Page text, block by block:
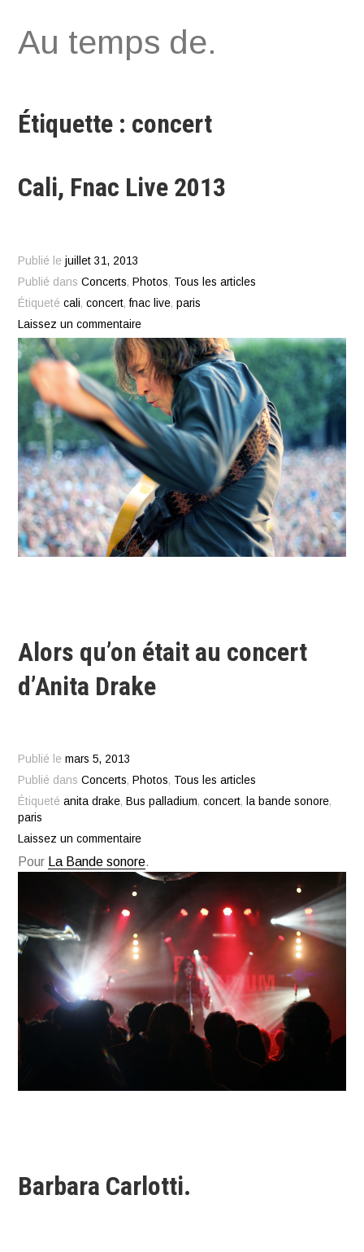
au
Au temps de.
Étiquette : concert
Cali, Fnac Live 2013
Publié lejuillet 31, 2013
Publié dansConcerts, Photos, Tous les articles
Étiquetécali,concert,fnac live,paris
Laissez un commentaire
Alors qu’on était au concert
d’Anita Drake
Publié lemars 5, 2013
Publié dansConcerts, Photos, Tous les articles
Étiquetéanita drake, Bus palladium,concert, la bande sonore,
paris
Laissez un commentaire
Pour La Bande sonore.
Barbara Carlotti.